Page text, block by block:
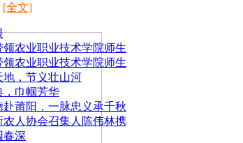
[全文]
领农业职业技术学院师生
领农业职业技术学院师生
地，节义壮山河
，巾帼芳华
赴莆阳，一脉忠义承千秋
农人协会召集人陈伟林携
春深